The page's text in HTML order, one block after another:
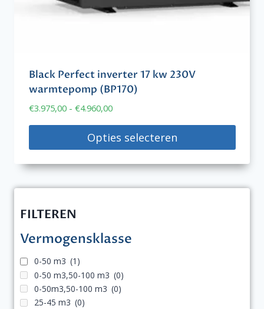
Black Perfect inverter 17 kw 230V
warmtepomp (BP170)
€3.975,00 - €4.960,00Prijsklasse:
tot
€4.960,00
Opties selecteren
product
heeft
variaties.
Deze
kan
gekozen
worden
FILTEREN
Vermogensklasse
0-50 m3 (1)
0-50 m3,50-100 m3 (0)
0-50m3,50-100 m3 (0)
25-45 m3 (0)